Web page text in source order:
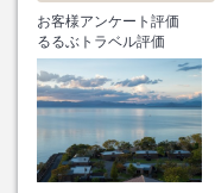
お客様アンケート評価
るるぶトラベル評価